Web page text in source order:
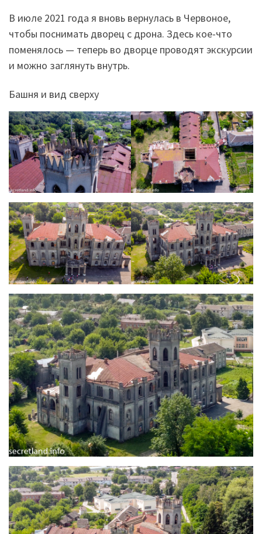
В июле 2021 года я вновь вернулась в Червоное,
чтобы поснимать дворец с дрона. Здесь кое-что
поменялось — теперь во дворце проводят экскурсии
и можно заглянуть внутрь.
Башня и вид сверху